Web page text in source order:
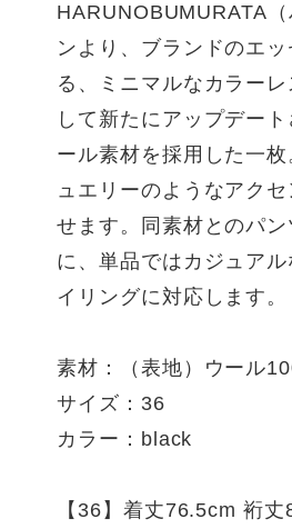
HARUNOBUMURATA
ンより、ブランドのエ
る、ミニマルなカラー
して新たにアップデー
ール素材を採用した一
ュエリーのようなアク
せます。同素材とのパ
に、単品ではカジュア
イリングに対応します。
素材：（表地）ウール
サイズ：36
カラー：black
【36】着丈76.5cm 裄